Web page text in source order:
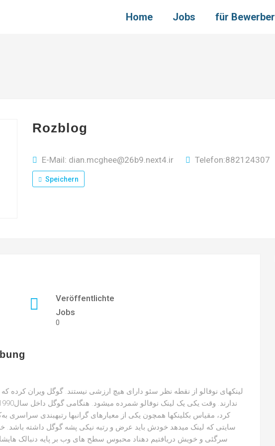
Home Jobs für Bewerber
Rozblog
E-Mail: dian.mcghee@26b9.next4.ir Telefon:882124307
Speichern
Veröffentlichte
Jobs
0
لینکهای نوفالو از نقطه نظر سئو دارای هیچ ارزشی نیستند. گوگل ویران کرده
کرد، مقیاس بکلینکها همچون یکی از معیارهای گرانبها رتبهبندی سراسری
سایتی که لینک میدهد خودش باید عرض و رتبه نیکی پشه گوگل داشته باشد.
سرگئی و خویش دریافتیم دهناد محبوس سطح های وب بر پایه دنبالک